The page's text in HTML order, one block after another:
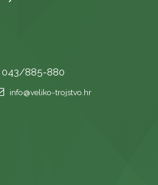
043/885-880
info@veliko-trojstvo.hr